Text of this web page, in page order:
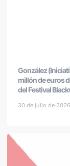
González
millón de euros
del Festival
30 de julio de 2026